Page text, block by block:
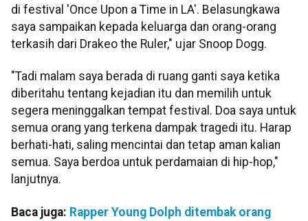
di festival 'Once Upon a Time in LA'. Belasungkawa
saya sampaikan kepada keluarga dan orang-orang
terkasih dari Drakeo the Ruler," ujar Snoop Dogg.
"Tadi malam saya berada di ruang ganti saya ketika
diberitahu tentang kejadian itu dan memilih untuk
segera meninggalkan tempat festival. Doa saya untuk
semua orang yang terkena dampak tragedi itu. Harap
berhati-hati, saling mencintai dan tetap aman kalian
semua. Saya berdoa untuk perdamaian di hip-hop,"
lanjutnya.
Baca juga: Rapper Young Dolph ditembak orang